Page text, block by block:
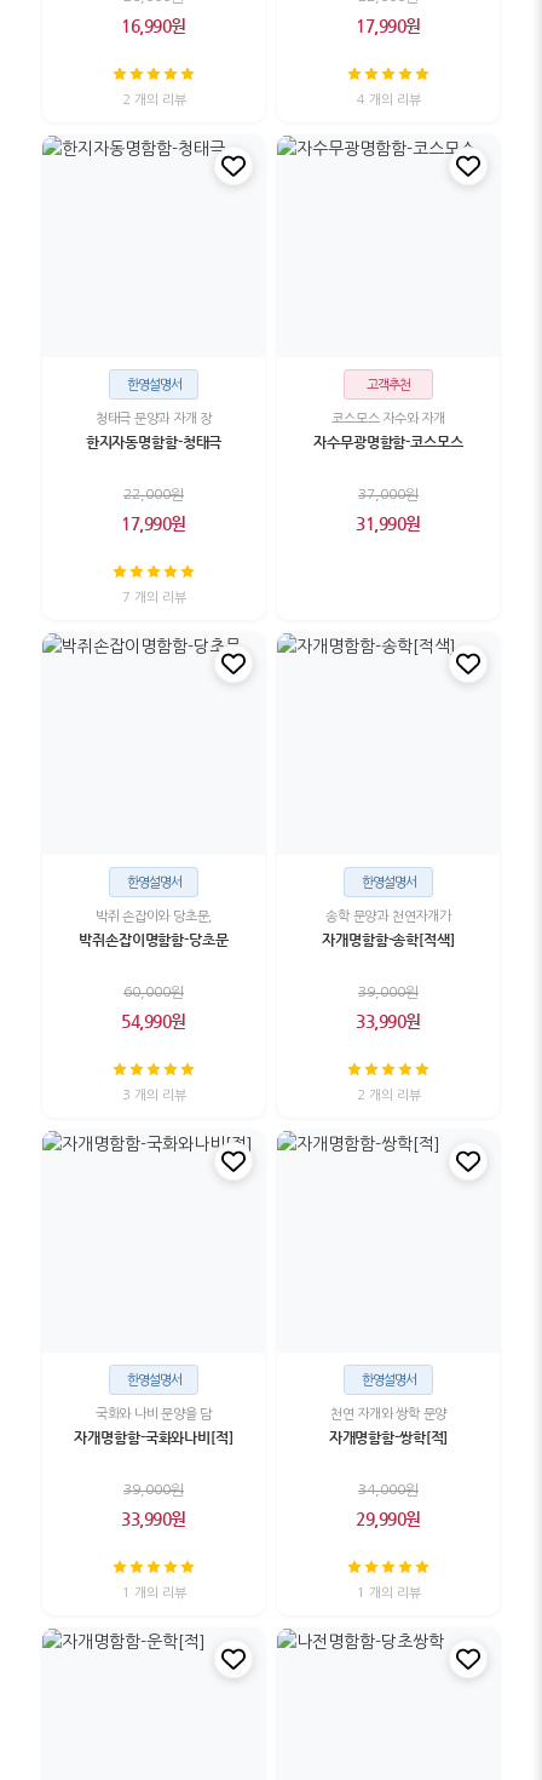
16,990원
2 개의 리뷰
17,990원
4 개의 리뷰
한영설명서
청태극 문양과 자개 장
한지자동명함함-청태극
22,000원
17,990원
7 개의 리뷰
고객추천
코스모스 자수와 자개
자수무광명함함-코스모스
37,000원
31,990원
한영설명서
박쥐 손잡이와 당초문,
박쥐손잡이명함함-당초문
60,000원
54,990원
3 개의 리뷰
한영설명서
송학 문양과 천연자개가
자개명함함-송학[적색]
39,000원
33,990원
2 개의 리뷰
한영설명서
국화와 나비 문양을 담
자개명함함-국화와나비[적]
39,000원
33,990원
1 개의 리뷰
한영설명서
천연 자개와 쌍학 문양
자개명함함-쌍학[적]
34,000원
29,990원
1 개의 리뷰